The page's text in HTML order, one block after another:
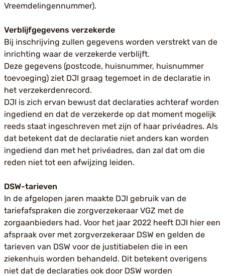
Vreemdelingennummer).
Verblijfgegevens verzekerde
Bij inschrijving zullen gegevens worden verstrekt van de
inrichting waar de verzekerde verblijft.
Deze gegevens (postcode, huisnummer, huisnummer
toevoeging) ziet DJI graag tegemoet in de declaratie in
het verzekerdenrecord.
DJI is zich ervan bewust dat declaraties achteraf worden
ingediend en dat de verzekerde op dat moment mogelijk
reeds staat ingeschreven met zijn of haar privéadres. Als
dat betekent dat de declaratie niet anders kan worden
ingediend dan met het privéadres, dan zal dat om die
reden niet tot een afwijzing leiden.
DSW-tarieven
In de afgelopen jaren maakte DJI gebruik van de
tariefafspraken die zorgverzekeraar VGZ met de
zorgaanbieders had. Voor het jaar 2022 heeft DJI hier een
afspraak over met zorgverzekeraar DSW en gelden de
tarieven van DSW voor de justitiabelen die in een
ziekenhuis worden behandeld. Dit betekent overigens
niet dat de declaraties ook door DSW worden